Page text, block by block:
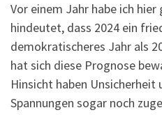
Vor einem Jahr habe ich
hindeutet, dass 2024 ein
demokratischeres Jahr als
hat sich diese Prognose
Hinsicht haben Unsicherheit
Spannungen sogar noch